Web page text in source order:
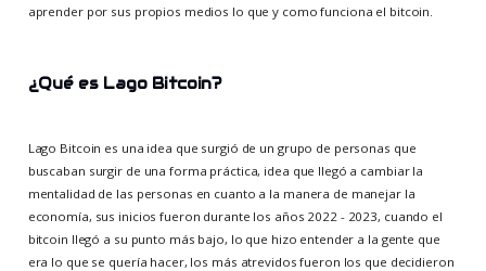
aprender por sus propios medios lo que y como funciona el bitcoin.
¿Qué es Lago Bitcoin?
Lago Bitcoin es una idea que surgió de un grupo de personas que
buscaban surgir de una forma práctica, idea que llegó a cambiar la
mentalidad de las personas en cuanto a la manera de manejar la
economía, sus inicios fueron durante los años 2022 - 2023, cuando el
bitcoin llegó a su punto más bajo, lo que hizo entender a la gente que
era lo que se quería hacer, los más atrevidos fueron los que decidieron